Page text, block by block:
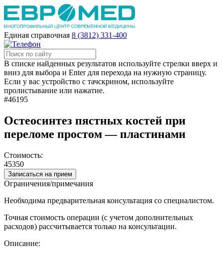
Единая справочная 8 (3812) 331-400
В списке найденных результатов используйте стрелки вверх и
вниз для выбора и Enter для перехода на нужную страницу.
Если у вас устройство с тачскрином, используйте
пролистывание или нажатие.
#46195
Остеосинтез пястных костей при
переломе простом — пластинами
Стоимость:
45350
Записаться на прием
Ограничения/примечания
Необходима предварительная консультация со специалистом.
Точная стоимость операции (с учетом дополнительных
расходов) рассчитывается только на консультации.
Описание: